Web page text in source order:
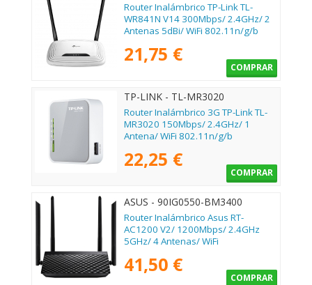
Router Inalámbrico TP-Link TL-
WR841N V14 300Mbps/ 2.4GHz/ 2
Antenas 5dBi/ WiFi 802.11n/g/b
21,75 €
COMPRAR
TP-LINK - TL-MR3020
Router Inalámbrico 3G TP-Link TL-
MR3020 150Mbps/ 2.4GHz/ 1
Antena/ WiFi 802.11n/g/b
22,25 €
COMPRAR
ASUS - 90IG0550-BM3400
Router Inalámbrico Asus RT-
AC1200 V2/ 1200Mbps/ 2.4GHz
5GHz/ 4 Antenas/ WiFi
41,50 €
COMPRAR